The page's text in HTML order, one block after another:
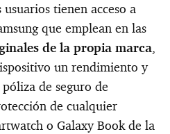
tienen acceso a
que emplean en las
de la propia marca,
un rendimiento y
de seguro de
de cualquier
o Galaxy Book de la